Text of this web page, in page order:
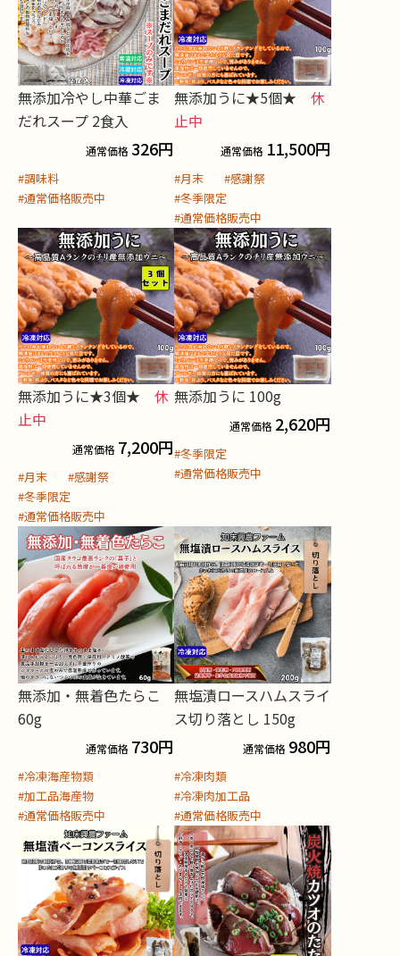
無添加冷やし中華ごま
だれスープ 2食入
通常価格 326円
#調味料
#通常価格販売中
無添加うに★5個★休
止中
通常価格 11,500円
#月末
#感謝祭
#冬季限定
#通常価格販売中
無添加うに★3個★ 休
止中
通常価格 7,200円
#月末
#感謝祭
#冬季限定
#通常価格販売中
無添加うに 100g
通常価格 2,620円
#冬季限定
#通常価格販売中
無添加・無着色たらこ
60g
通常価格 730円
#冷凍海産物類
#加工品海産物
#通常価格販売中
無塩漬ロースハムスライ
ス切り落とし 150g
通常価格 980円
#冷凍肉類
#冷凍肉加工品
#通常価格販売中